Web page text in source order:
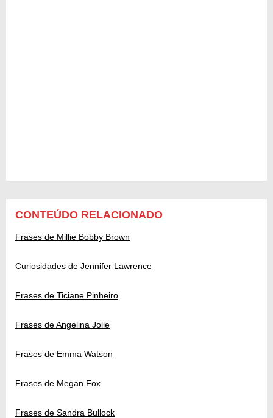
CONTEÚDO RELACIONADO
Frases de Millie Bobby Brown
Curiosidades de Jennifer Lawrence
Frases de Ticiane Pinheiro
Frases de Angelina Jolie
Frases de Emma Watson
Frases de Megan Fox
Frases de Sandra Bullock